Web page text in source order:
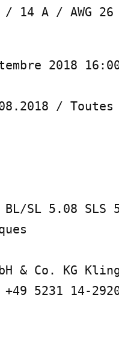
14 A / AWG 26
2018
/
SL 5.08 SLS
& Co. KG
5231 14-